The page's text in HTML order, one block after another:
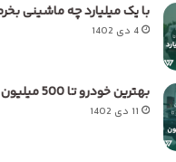
با یک میلیارد چه ماشینی
4 دی 1402
بهترین خودرو تا 500 میلیون
11 دی 1402